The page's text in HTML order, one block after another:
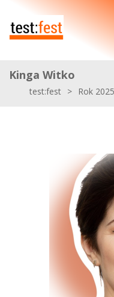
Kinga Witko
test:fest > Rok 2025